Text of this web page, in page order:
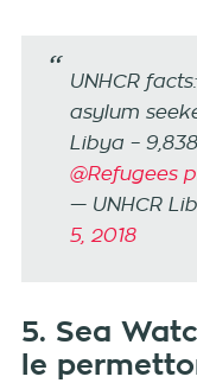
UNHCR
asylum
Libya –
@Refugees
— UNHCR
5, 2018
5. Sea
le